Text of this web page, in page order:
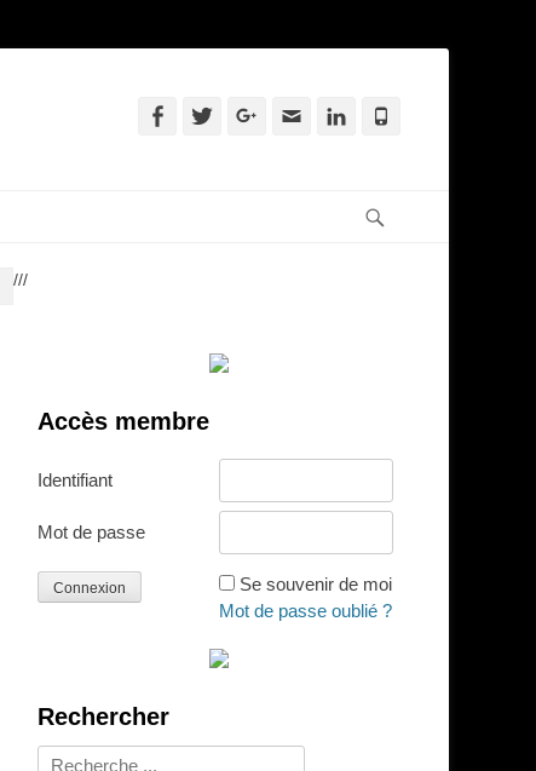
FacebookTwitterGoogleplus
AdresseLinkedin
///
Accès membre
Identifiant
Mot de passe
Se souvenir de moi
Mot de passe oublié ?
Rechercher
Rechercher :